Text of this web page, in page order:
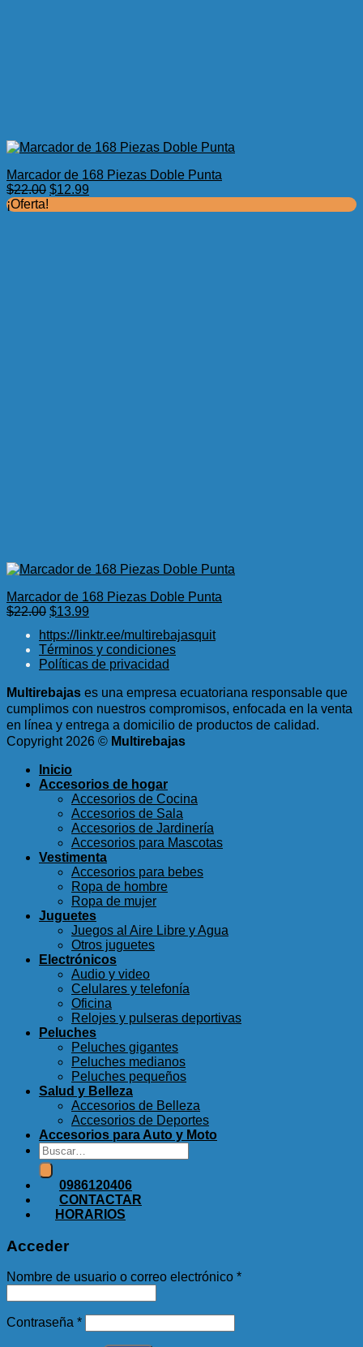
Marcador de 168 Piezas Doble Punta
$22.00 El
$12.99
¡Oferta!
Marcador de 168 Piezas Doble Punta
$22.00 El
original
era:
$22.00.
$13.99
actual
es:
$13.99.
https://linktr.ee/multirebajasquit
Términos y condiciones
Políticas de privacidad
Multirebajas es una empresa ecuatoriana responsable que
cumplimos con nuestros compromisos, enfocada en la venta
en línea y entrega a domicilio de productos de calidad.
Copyright 2026 © Multirebajas
Inicio
Accesorios de hogar
Accesorios de Cocina
Accesorios de Sala
Accesorios de Jardinería
Accesorios para Mascotas
Vestimenta
Accesorios para bebes
Ropa de hombre
Ropa de mujer
Juguetes
Juegos al Aire Libre y Agua
Otros juguetes
Electrónicos
Audio y video
Celulares y telefonía
Oficina
Relojes y pulseras deportivas
Peluches
Peluches gigantes
Peluches medianos
Peluches pequeños
Salud y Belleza
Accesorios de Belleza
Accesorios de Deportes
Accesorios para Auto y Moto
Buscar
por:
0986120406
CONTACTAR
HORARIOS
Acceder
Nombre de usuario o correo electrónico *
Contraseña *